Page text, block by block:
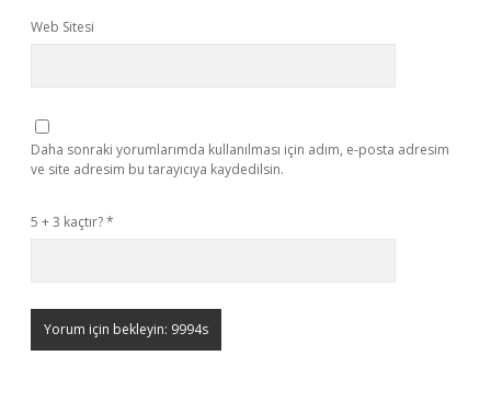
Web Sitesi
Daha sonraki yorumlarımda kullanılması için adım, e-posta adresim
ve site adresim bu tarayıcıya kaydedilsin.
5 + 3 kaçtır?*